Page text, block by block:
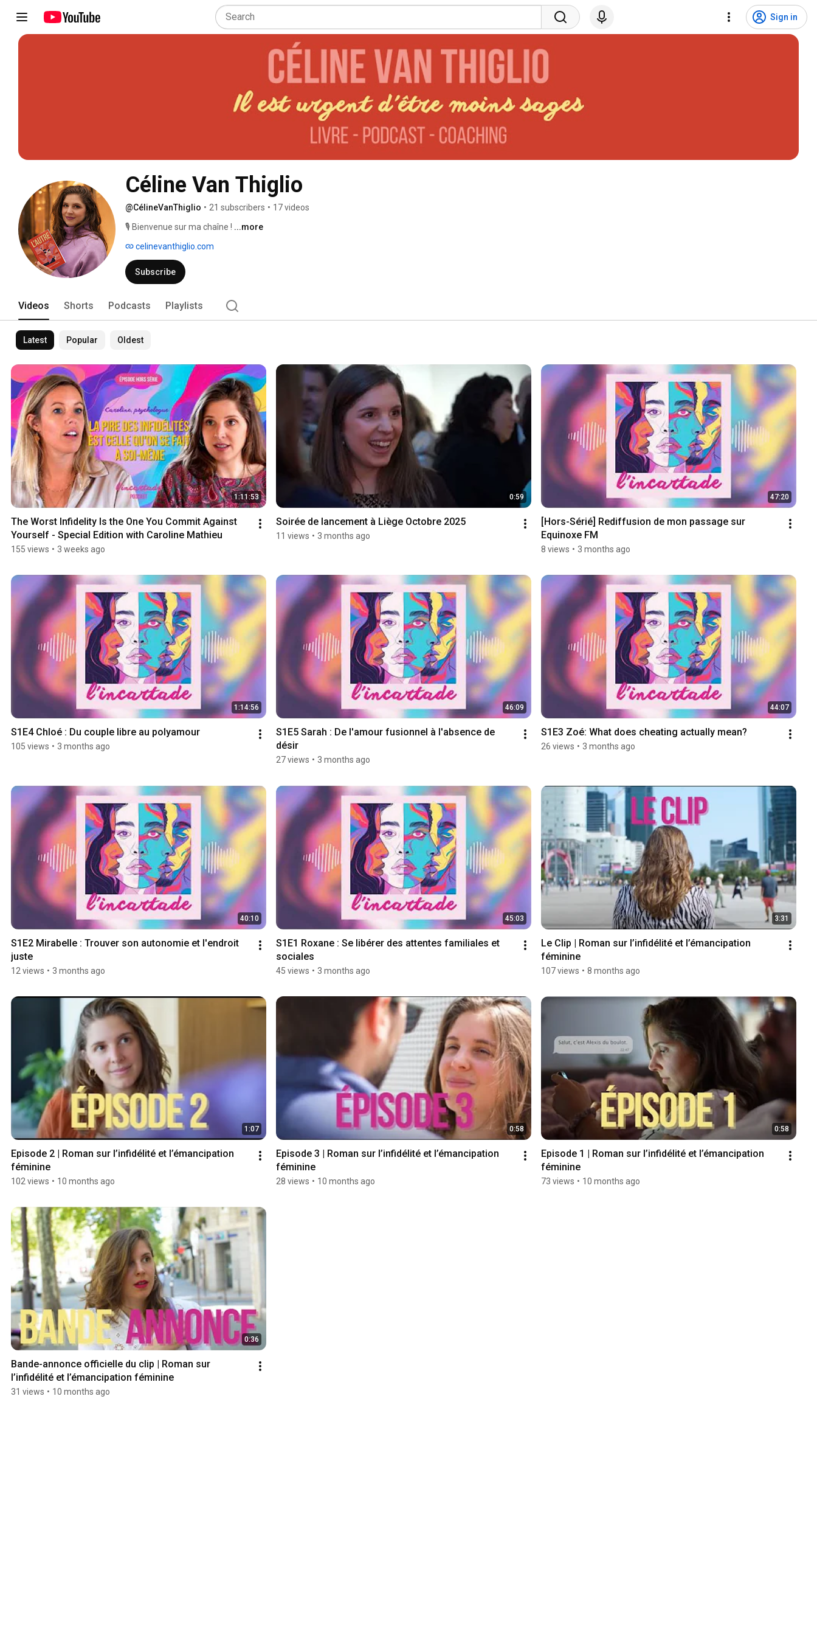
Sign in
Céline Van Thiglio
@CélineVanThiglio • 21 subscribers • 17 videos
🎙️ Bienvenue sur ma chaîne ! ...more
celinevanthiglio.com
Subscribe
Videos Shorts Podcasts Playlists
Latest Popular Oldest
1:11:53
The Worst Infidelity Is the One You Commit Against
Yourself - Special Edition with Caroline Mathieu
155 views • 3 weeks ago
0:59
Soirée de lancement à Liège Octobre 2025
11 views • 3 months ago
47:20
[Hors-Sérié] Rediffusion de mon passage sur
Equinoxe FM
8 views • 3 months ago
1:14:56
S1E4 Chloé : Du couple libre au polyamour
105 views • 3 months ago
46:09
S1E5 Sarah : De l'amour fusionnel à l'absence de
désir
27 views • 3 months ago
44:07
S1E3 Zoé: What does cheating actually mean?
26 views • 3 months ago
40:10
S1E2 Mirabelle : Trouver son autonomie et l'endroit
juste
12 views • 3 months ago
45:03
S1E1 Roxane : Se libérer des attentes familiales et
sociales
45 views • 3 months ago
3:31
Le Clip | Roman sur l’infidélité et l’émancipation
féminine
107 views • 8 months ago
1:07
Episode 2 | Roman sur l’infidélité et l’émancipation
féminine
102 views • 10 months ago
0:58
Episode 3 | Roman sur l’infidélité et l’émancipation
féminine
28 views • 10 months ago
0:58
Episode 1 | Roman sur l’infidélité et l’émancipation
féminine
73 views • 10 months ago
0:36
Bande-annonce officielle du clip | Roman sur
l’infidélité et l’émancipation féminine
31 views • 10 months ago